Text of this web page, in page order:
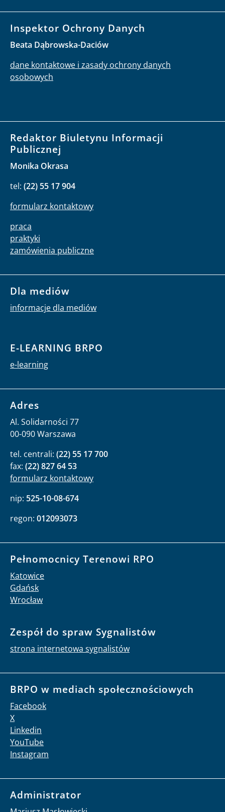
Inspektor Ochrony Danych
Beata Dąbrowska-Daciów
dane kontaktowe i zasady ochrony danych
osobowych
Redaktor Biuletynu Informacji
Publicznej
Monika Okrasa
tel: (22) 55 17 904
formularz kontaktowy
praca
praktyki
zamówienia publiczne
Dla mediów
informacje dla mediów
E-LEARNING BRPO
e-learning
Adres
Al. Solidarności 77
00-090 Warszawa
tel. centrali: (22) 55 17 700
fax: (22) 827 64 53
formularz kontaktowy
nip: 525-10-08-674
regon: 012093073
Pełnomocnicy Terenowi RPO
Katowice
Gdańsk
Wrocław
Zespół do spraw Sygnalistów
strona internetowa sygnalistów
BRPO w mediach społecznościowych
Facebook
X
Linkedin
YouTube
Instagram
Administrator